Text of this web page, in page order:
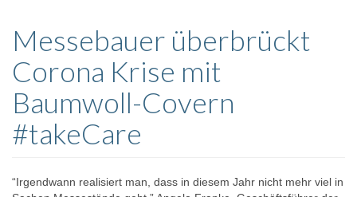
Messebauer überbrückt
Corona Krise mit
Baumwoll-Covern
#takeCare
“Irgendwann realisiert man, dass in diesem Jahr nicht mehr viel in